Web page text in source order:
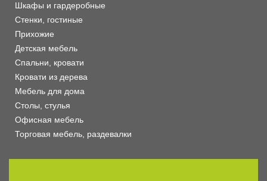
Шкафы и гардеробные
Стенки, гостиные
Прихожие
Детская мебель
Спальни, кровати
Кровати из дерева
Мебель для дома
Столы, стулья
Офисная мебель
Торговая мебель, раздевалки